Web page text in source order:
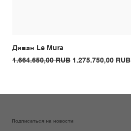
Диван Le Mura
Обычная цена
1.664.650,00 RUB Цена со скидкой
1.275.750,00 RUB
Подписаться на новости